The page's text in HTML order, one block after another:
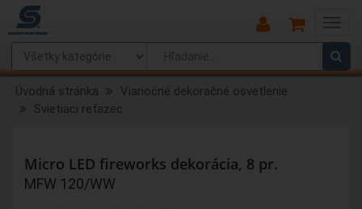
Main
Menu
Úvodná stránka
Vianočné dekoračné osvetlenie
Svietiaci reťazec
Micro LED fireworks dekorácia, 8 pr.
MFW 120/WW